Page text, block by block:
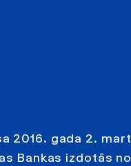
2016. gada 2.
Bankas izdotās